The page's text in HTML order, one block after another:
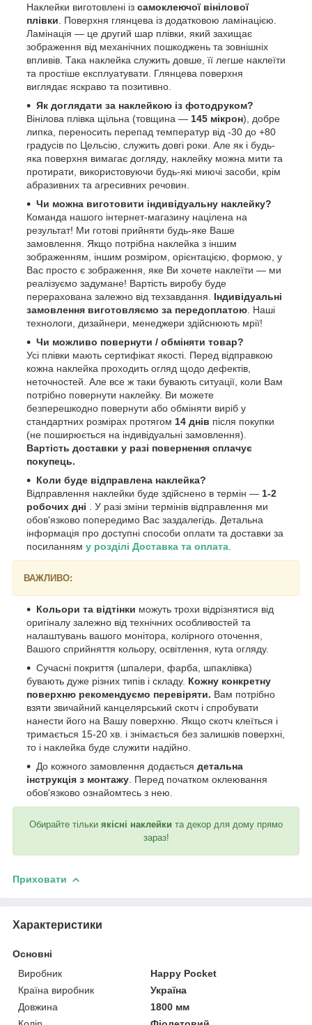
Наклейки виготовлені із самоклеючої вінілової
плівки . Поверхня глянцева із додатковою ламінацією.
Ламінація — це другий шар плівки, який захищає
зображення від механічних пошкоджень та зовнішніх
впливів. Така наклейка служить довше, її легше наклеїти
та простіше експлуатувати. Глянцева поверхня
виглядає яскраво та позитивно.
Як доглядати за наклейкою із фотодруком?
Вінілова плівка щільна (товщина — 145 мікрон), добре
липка, переносить перепад температур від -30 до +80
градусів по Цельсію, служить довгі роки. Але як і будь-
яка поверхня вимагає догляду, наклейку можна мити та
протирати, використовуючи будь-які миючі засоби, крім
абразивних та агресивних речовин.
Чи можна виготовити індивідуальну наклейку?
Команда нашого інтернет-магазину націлена на
результат! Ми готові прийняти будь-яке Ваше
замовлення. Якщо потрібна наклейка з іншим
зображенням, іншим розміром, орієнтацією, формою, у
Вас просто є зображення, яке Ви хочете наклеїти — ми
реалізуємо задумане! Вартість виробу буде
перерахована залежно від техзавдання. Індивідуальні
замовлення виготовляємо за передоплатою . Наші
технологи, дизайнери, менеджери здійснюють мрії!
Чи можливо повернути / обміняти товар?
Усі плівки мають сертифікат якості. Перед відправкою
кожна наклейка проходить огляд щодо дефектів,
неточностей. Але все ж таки бувають ситуації, коли Вам
потрібно повернути наклейку. Ви можете
безперешкодно повернути або обміняти виріб у
стандартних розмірах протягом 14 днів після покупки
(не поширюється на індивідуальні замовлення).
Вартість доставки у разі повернення сплачує
покупець.
Коли буде відправлена наклейка?
Відправлення наклейки буде здійснено в термін — 1-2
робочих дні . У разі зміни термінів відправлення ми
обов'язково попередимо Вас заздалегідь. Детальна
інформація про доступні способи оплати та доставки за
посиланням у розділі Доставка та оплата
ВАЖЛИВО:
Кольори та відтінки можуть трохи відрізнятися від
оригіналу залежно від технічних особливостей та
налаштувань вашого монітора, колірного оточення,
Вашого сприйняття кольору, освітлення, кута огляду.
Сучасні покриття (шпалери, фарба, шпаклівка)
бувають дуже різних типів і складу. Кожну конкретну
поверхню рекомендуємо перевіряти. Вам потрібно
взяти звичайний канцелярський скотч і спробувати
нанести його на Вашу поверхню. Якщо скотч клеїться і
тримається 15-20 хв. і знімається без залишків поверхні,
то і наклейка буде служити надійно.
До кожного замовлення додається детальна
інструкція з монтажу . Перед початком оклеювання
обов'язково ознайомтесь з нею.
Обирайте тільки якісні наклейки та декор для дому прямо
зараз!
Приховати
Характеристики
Основні
Виробник
Happy Pocket
Країна виробник
Україна
Довжина
1800 мм